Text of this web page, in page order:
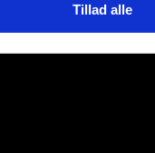
Tillad alle